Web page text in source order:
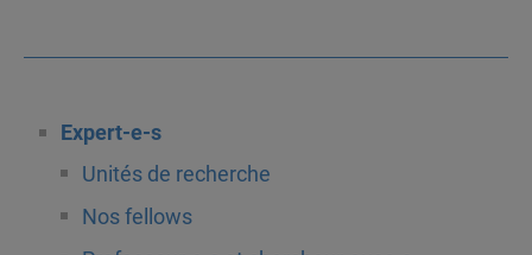
Expert-e-s
Unités de recherche
Nos fellows